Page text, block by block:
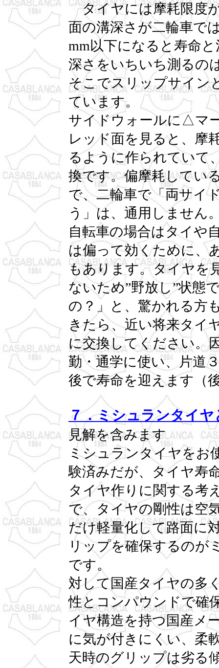
タイヤには摩耗限度
面の溝深さが二輪車で
mm以下になると寿命
深さをいちいち測るの
そこでスリップサイン
ています。
サイドウォールに△マ
レッド面を見ると、摩
るように作られていて
換です。偏摩耗してい
で、二輪車で「両サイ
う」は、通用しません
自転車の場合はタイや
は偏って効くために、
もあります。タイヤを
ないため”野放し”状態
の？」と、驚かれる方
きたら、近い将来タイ
に交換してください。
勤・通学に使い、片道
後で寿命を迎えます（
７．ミシュランタイ
見解を含みます
ミシュランタイヤをお
験済みだが、タイヤ寿
タイヤ作りに関する考
で、タイヤの剛性は空
だけ軽量化して路面に
リップを確保するのが
です。
対して国産タイヤの多
性とコンパウンドで確
イヤ構造を持つ国産メ
に気が付きにくい、柔
天時のグリップは劣る